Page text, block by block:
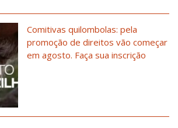
Comitivas quilombolas: pela
promoção de direitos vão começar
em agosto. Faça sua inscrição